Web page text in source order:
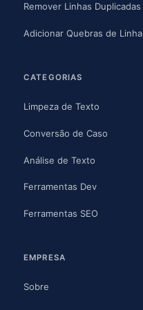
Remover Linhas Duplicadas
Adicionar Quebras de Linha
CATEGORIAS
Limpeza de Texto
Conversão de Caso
Análise de Texto
Ferramentas Dev
Ferramentas SEO
EMPRESA
Sobre